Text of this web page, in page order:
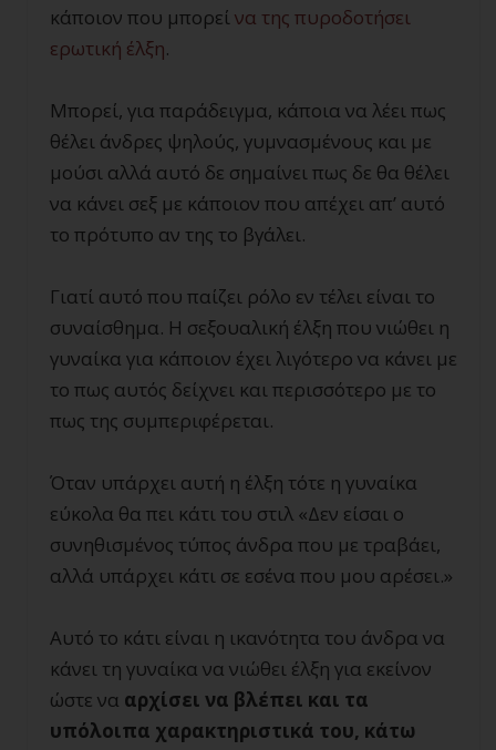
κάποιον που μπορείνα της πυροδοτήσει
ερωτική έλξη.
Μπορεί, για παράδειγμα, κάποια να λέει πως
θέλει άνδρες ψηλούς, γυμνασμένους και με
μούσι αλλά αυτό δε σημαίνει πως δε θα θέλει
να κάνει σεξ με κάποιον που απέχει απ’ αυτό
το πρότυπο αν της το βγάλει.
Γιατί αυτό που παίζει ρόλο εν τέλει είναι το
συναίσθημα. Η σεξουαλική έλξη που νιώθει η
γυναίκα για κάποιον έχει λιγότερο να κάνει με
το πως αυτός δείχνει και περισσότερο με το
πως της συμπεριφέρεται.
Όταν υπάρχει αυτή η έλξη τότε η γυναίκα
εύκολα θα πει κάτι του στιλ «Δεν είσαι ο
συνηθισμένος τύπος άνδρα που με τραβάει,
αλλά υπάρχει κάτι σε εσένα που μου αρέσει.»
Αυτό το κάτι είναι η ικανότητα του άνδρα να
κάνει τη γυναίκα να νιώθει έλξη για εκείνον
ώστε να αρχίσει να βλέπει και τα
υπόλοιπα χαρακτηριστικά του, κάτω